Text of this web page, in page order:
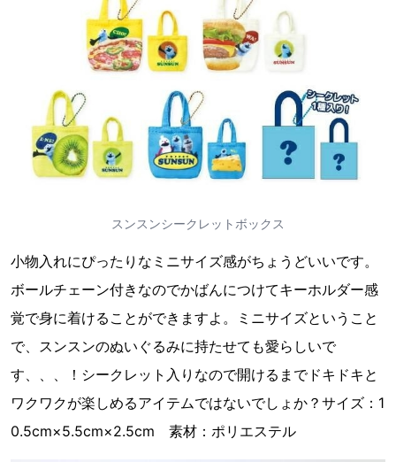
スンスンシークレットボックス
小物入れにぴったりなミニサイズ感がちょうどいいです。
ボールチェーン付きなのでかばんにつけてキーホルダー感
覚で身に着けることができますよ。ミニサイズということ
で、スンスンのぬいぐるみに持たせても愛らしいで
す、、、！シークレット入りなので開けるまでドキドキと
ワクワクが楽しめるアイテムではないでしょか？サイズ：1
0.5cm×5.5cm×2.5cm 素材：ポリエステル